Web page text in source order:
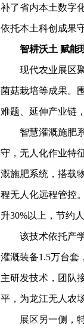
补了省内本土数字
依托本土科创成果
智耕沃土 赋能
现代农业展区
菌菇栽培等成果。
难题、延伸产业链
智慧灌溉施肥
守，无人化作业特
溉施肥系统，搭载
程无人化远程管控
升30%以上，节约
该技术依托产
灌溉装备1.5万台套
主研发技术，团队
平，为龙江无人农
展区另一侧，